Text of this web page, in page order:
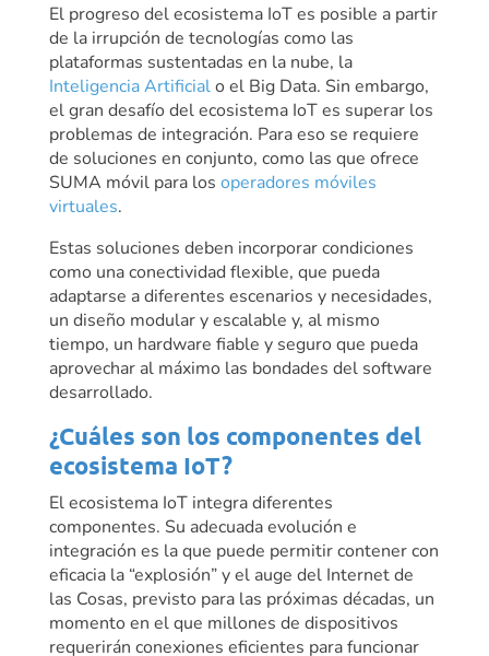
El progreso del ecosistema IoT es posible a partir
de la irrupción de tecnologías como las
plataformas sustentadas en la nube, la
Inteligencia Artificialo el Big Data. Sin embargo,
el gran desafío del ecosistema IoT es superar los
problemas de integración. Para eso se requiere
de soluciones en conjunto, como las que ofrece
SUMA móvil para los operadores móviles
virtuales.
Estas soluciones deben incorporar condiciones
como una conectividad flexible, que pueda
adaptarse a diferentes escenarios y necesidades,
un diseño modular y escalable y, al mismo
tiempo, un hardware fiable y seguro que pueda
aprovechar al máximo las bondades del software
desarrollado.
¿Cuáles son los componentes del
ecosistema IoT?
El ecosistema IoT integra diferentes
componentes. Su adecuada evolución e
integración es la que puede permitir contener con
eficacia la “explosión” y el auge del Internet de
las Cosas, previsto para las próximas décadas, un
momento en el que millones de dispositivos
requerirán conexiones eficientes para funcionar